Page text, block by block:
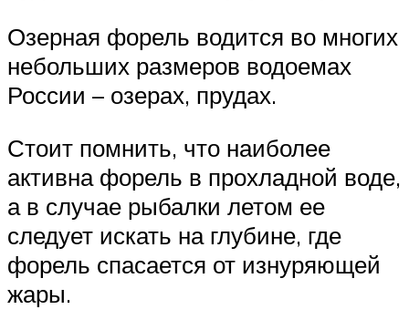
Озерная форель водится во многих
небольших размеров водоемах
России – озерах, прудах.
Стоит помнить, что наиболее
активна форель в прохладной воде,
а в случае рыбалки летом ее
следует искать на глубине, где
форель спасается от изнуряющей
жары.